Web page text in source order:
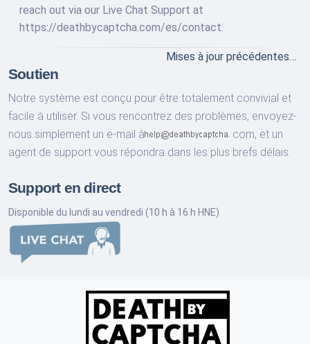
reach out via our Live Chat Support at
https://deathbycaptcha.com/es/contact.
Mises à jour précédentes…
Soutien
Notre système est conçu pour être totalement convivial et
facile à utiliser. Si vous rencontrez des problèmes, envoyez-
nous simplement un e-mail à
com, et un
agent de support vous répondra dans les plus brefs délais.
Support en direct
Disponible du lundi au vendredi (10 h à 16 h HNE)